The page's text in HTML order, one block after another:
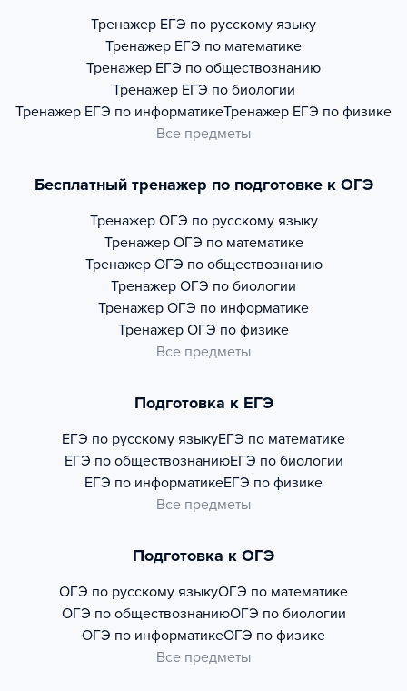
Тренажер ЕГЭ по русскому языку
Тренажер ЕГЭ по математике
Тренажер ЕГЭ по обществознанию
Тренажер ЕГЭ по биологии
Тренажер ЕГЭ по информатикеТренажер ЕГЭ по физике
Все предметы
Бесплатный тренажер по подготовке к ОГЭ
Тренажер ОГЭ по русскому языку
Тренажер ОГЭ по математике
Тренажер ОГЭ по обществознанию
Тренажер ОГЭ по биологии
Тренажер ОГЭ по информатике
Тренажер ОГЭ по физике
Все предметы
Подготовка к ЕГЭ
ЕГЭ по русскому языкуЕГЭ по математике
ЕГЭ по обществознаниюЕГЭ по биологии
ЕГЭ по информатикеЕГЭ по физике
Все предметы
Подготовка к ОГЭ
ОГЭ по русскому языкуОГЭ по математике
ОГЭ по обществознаниюОГЭ по биологии
ОГЭ по информатикеОГЭ по физике
Все предметы